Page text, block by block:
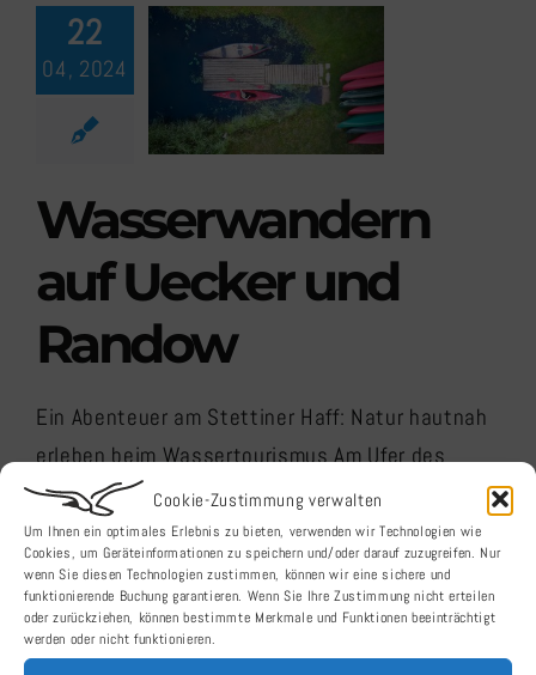
Cookie-Zustimmung verwalten
Um Ihnen ein optimales Erlebnis zu bieten, verwenden wir Technologien wie
Cookies, um Geräteinformationen zu speichern und/oder darauf zuzugreifen. Nur
wenn Sie diesen Technologien zustimmen, können wir eine sichere und
funktionierende Buchung garantieren. Wenn Sie Ihre Zustimmung nicht erteilen
oder zurückziehen, können bestimmte Merkmale und Funktionen beeinträchtigt
werden oder nicht funktionieren.
22
04, 2024
Wasserwandern
auf Uecker
und Randow
Wasserwandern
auf Uecker und
Randow
Ein Abenteuer am Stettiner Haff: Natur hautnah
erleben beim Wassertourismus Am Ufer des
Stettiner Haffs erwacht der Wassertourismus zu
neuem Leben, umgeben von einer
atemberaubenden Naturlandschaft. Die Flüsse
Uecker und Randow bieten ein Paradies für
Abenteurer jeden Kalibers, sei es für Neulinge,